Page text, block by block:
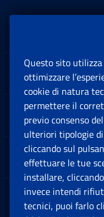
Sedi e Contatti
Software
Note Legali
App mobile
Questo sito
ottimizzare
cookie di natura
permettere il
previo consenso
ulteriori tipologie
cliccando sul
effettuare le tue
installare,
invece intendi
tecnici, puoi farlo